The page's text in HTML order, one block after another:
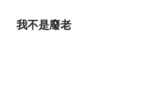
我不是廢老